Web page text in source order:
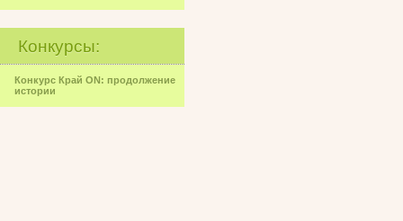
Конкурсы:
Конкурс Край ON: продолжение
истории